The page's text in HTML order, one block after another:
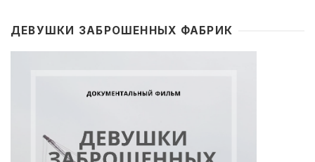
ДЕВУШКИ ЗАБРОШЕННЫХ ФАБРИК